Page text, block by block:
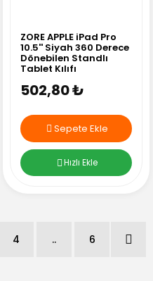
ZORE APPLE iPad Pro
10.5'' Siyah 360 Derece
Dönebilen Standlı
Tablet Kılıfı
502,80 ₺
Sepete Ekle
Hızlı Ekle
4 .. 6